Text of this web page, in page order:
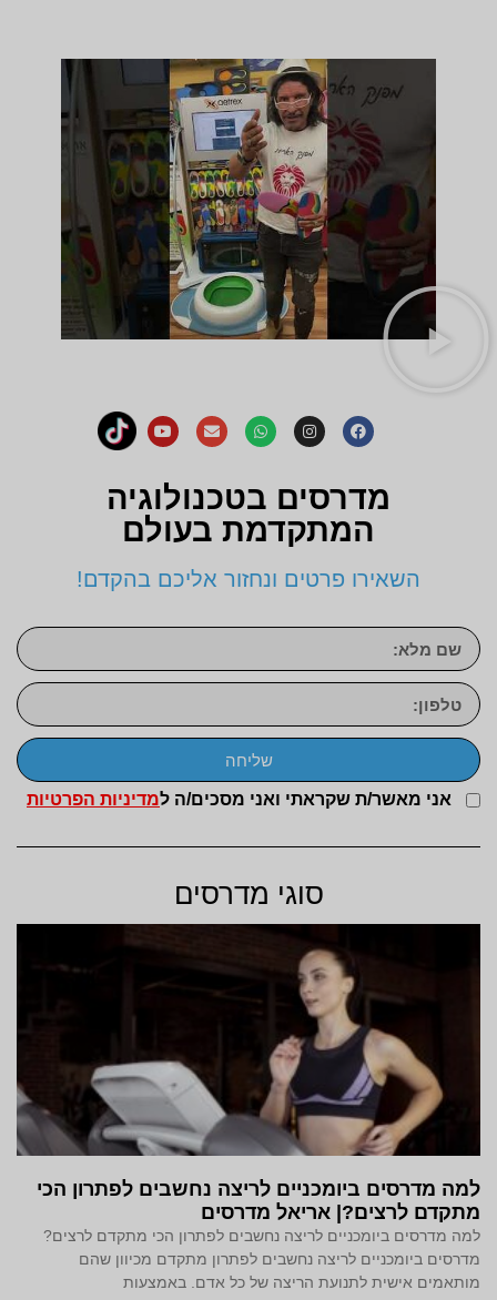
מדרסים בטכנולוגיה
המתקדמת בעולם
השאירו פרטים ונחזור אליכם בהקדם!
אני מאשר/ת שקראתי ואני מסכים/ה למדיניות הפרטיות
שליחה
סוגי מדרסים
למה מדרסים ביומכניים לריצה נחשבים לפתרון הכי
מתקדם לרצים?| אריאל מדרסים
למה מדרסים ביומכניים לריצה נחשבים לפתרון הכי מתקדם לרצים?
מדרסים ביומכניים לריצה נחשבים לפתרון מתקדם מכיוון שהם
מותאמים אישית לתנועת הריצה של כל אדם. באמצעות